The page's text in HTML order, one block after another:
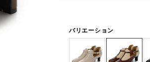
バリエーション